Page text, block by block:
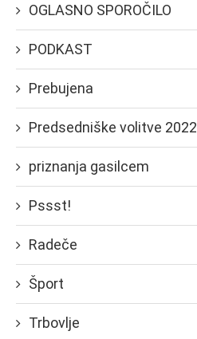
OGLASNO SPOROČILO
PODKAST
Prebujena
Predsedniške volitve 2022
priznanja gasilcem
Pssst!
Radeče
Šport
Trbovlje